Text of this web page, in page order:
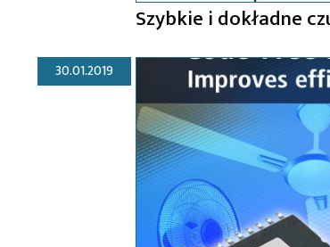
Szybkie i dokładne
30.01.2019